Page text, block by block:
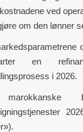
ved
om den lønner
en
i 2026.
marokkanske